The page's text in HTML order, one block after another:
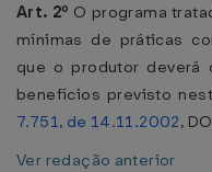
Art. 2º O programa
mínimas de práticas
que o produtor deverá
benefícios previsto
7.751, de 14.11.2002,
Ver redação anterior